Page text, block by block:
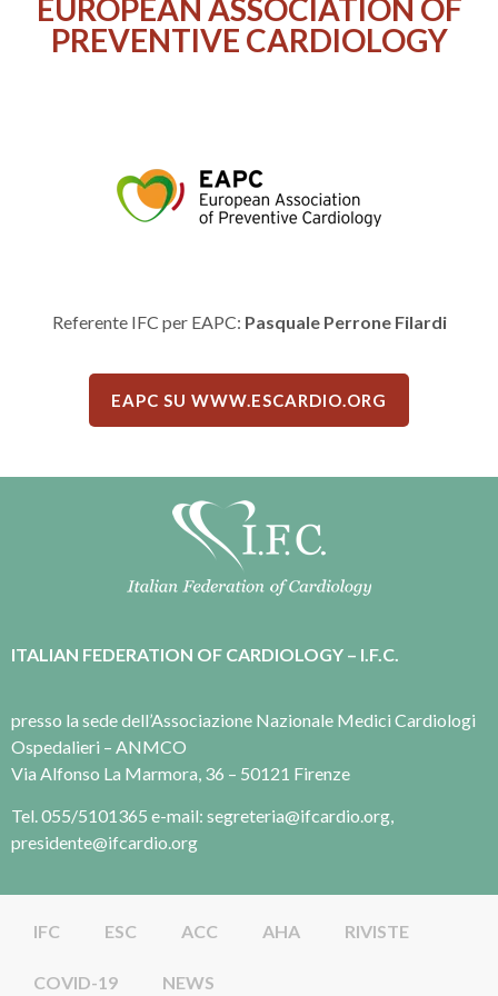
EUROPEAN ASSOCIATION OF
PREVENTIVE CARDIOLOGY
Referente IFC per EAPC: Pasquale Perrone Filardi
EAPC SU WWW.ESCARDIO.ORG
ITALIAN FEDERATION OF CARDIOLOGY – I.F.C.
presso la sede dell’Associazione Nazionale Medici Cardiologi
Ospedalieri – ANMCO
Via Alfonso La Marmora, 36 – 50121 Firenze
Tel. 055/5101365 e-mail: segreteria@ifcardio.org,
presidente@ifcardio.org
IFC ESC ACC AHA RIVISTE
COVID-19 NEWS